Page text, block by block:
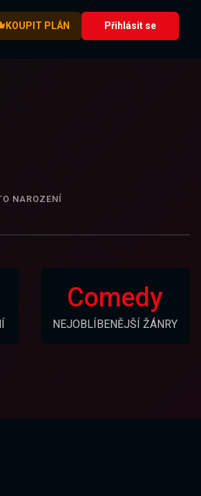
KOUPIT PLÁN Přihlásit se
NAROZENÍ
Comedy
NEJOBLÍBENĚJŠÍ ŽÁNRY